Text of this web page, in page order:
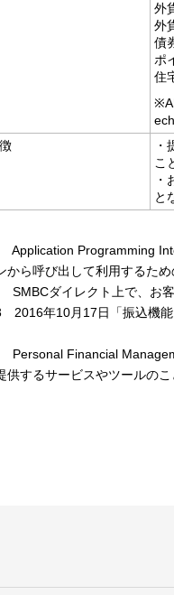
外
外
債
ポ
住
こ
と
Programming
から呼び出して利用するた
ダイレクト上で、お客
年10月17日「振込機能
Financial
供するサービスやツールのこ